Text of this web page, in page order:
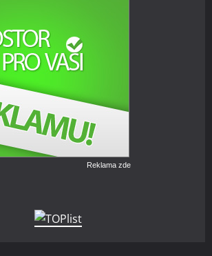
Reklama zde